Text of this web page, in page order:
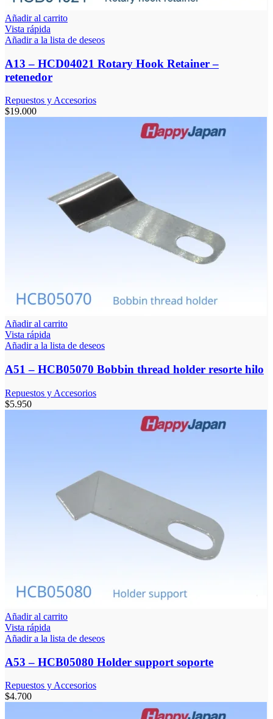
Añadir al carrito
Vista rápida
Añadir a la lista de deseos
A13 – HCD04021 Rotary Hook Retainer –
retenedor
Repuestos y Accesorios
$19.000
Añadir al carrito
Vista rápida
Añadir a la lista de deseos
A51 – HCB05070 Bobbin thread holder resorte hilo
Repuestos y Accesorios
$5.950
Añadir al carrito
Vista rápida
Añadir a la lista de deseos
A53 – HCB05080 Holder support soporte
Repuestos y Accesorios
$4.700